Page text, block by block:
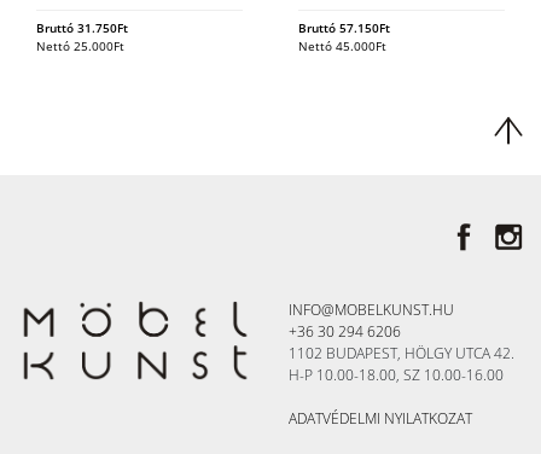
Bruttó 31.750Ft
Nettó 25.000Ft
Bruttó57.150Ft
Nettó45.000Ft
INFO@MOBELKUNST.HU
+36 30 294 6206
1102 BUDAPEST, HÖLGY UTCA 42.
H-P 10.00-18.00, SZ 10.00-16.00
ADATVÉDELMI NYILATKOZAT